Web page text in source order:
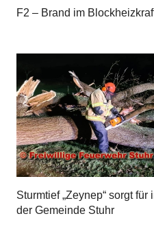
F2 – Brand im
Sturmtief „Zeynep“ sorgt
der Gemeinde Stuhr